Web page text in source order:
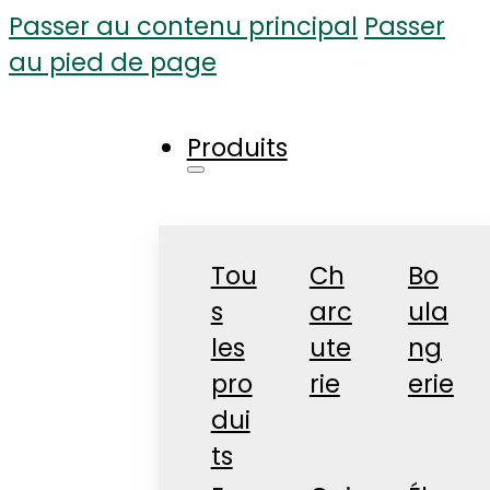
Passer au contenu principal Passer
au pied de page
Produits
Tou
s
les
pro
dui
ts
Ch
arc
ute
rie
Bo
ula
ng
erie